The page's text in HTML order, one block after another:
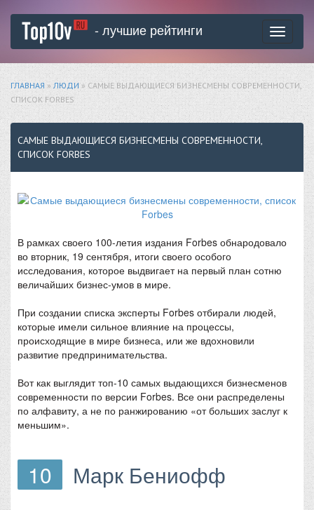
Toggle
- лучшие рейтинги
ГЛАВНАЯ »ЛЮДИ» САМЫЕ ВЫДАЮЩИЕСЯ БИЗНЕСМЕНЫ СОВРЕМЕННОСТИ,
СПИСОК FORBES
САМЫЕ ВЫДАЮЩИЕСЯ БИЗНЕСМЕНЫ СОВРЕМЕННОСТИ,
СПИСОК FORBES
В рамках своего 100-летия издания Forbes обнародовало
во вторник, 19 сентября, итоги своего особого
исследования, которое выдвигает на первый план сотню
величайших бизнес-умов в мире.
При создании списка эксперты Forbes отбирали людей,
которые имели сильное влияние на процессы,
происходящие в мире бизнеса, или же вдохновили
развитие предпринимательства.
Вот как выглядит топ-10 самых выдающихся бизнесменов
современности по версии Forbes. Все они распределены
по алфавиту, а не по ранжированию «от больших заслуг к
меньшим».
10 Марк Бениофф